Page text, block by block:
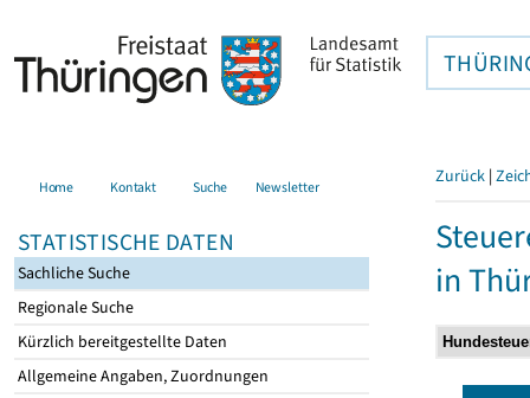
Home Kontakt Suche Newsletter
STATISTISCHE DATEN
Sachliche Suche
Regionale Suche
Kürzlich bereitgestellte Daten
Allgemeine Angaben, Zuordnungen
Zurück |
in